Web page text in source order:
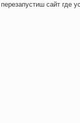
сайт где